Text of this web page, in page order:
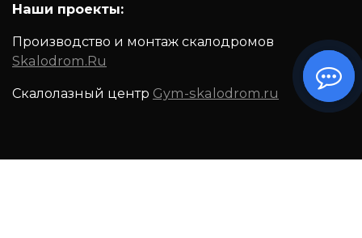
Наши проекты:
Производство и монтаж скалодромов
Skalodrom.Ru
Скалолазный центр Gym-skalodrom.ru